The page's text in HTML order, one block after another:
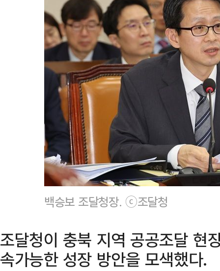
백승보 조달청장. ⓒ조달청
조달청이 충북 지역 공공조달 현
속가능한 성장 방안을 모색했다.